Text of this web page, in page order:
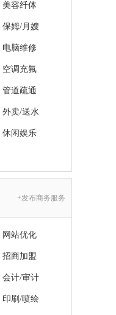
美容纤体
保姆/月嫂
电脑维修
空调充氟
管道疏通
外卖/送水
休闲娱乐
+发布商务服务
网站优化
招商加盟
会计/审计
印刷/喷绘